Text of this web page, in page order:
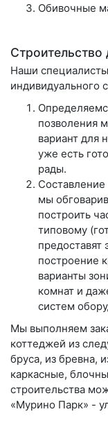
Обивочные
Наши
индивидуального
позволения
вариант для
уже есть
рады.
мы
построить
типовому
предоставят
построение
варианты
комнат и
систем
Мы выполняем
коттеджей из
бруса, из бревна,
каркасные,
строительства
«Мурино Парк» -